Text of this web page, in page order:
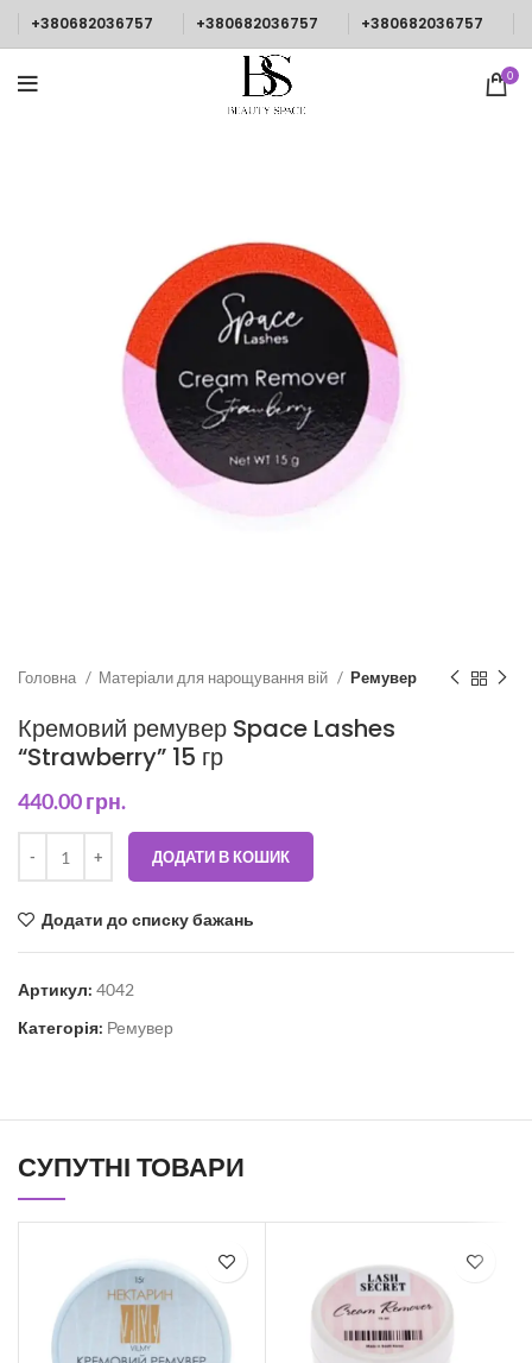
+380682036757 +380682036757 +380682036757
0
Головна Матеріали для нарощування вій Ремувер
Кремовий ремувер Space Lashes
“Strawberry” 15 гр
440.00грн.
ДОДАТИ В КОШИК
Додати до списку бажань
Артикул: 4042
Категорія: Ремувер
СУПУТНІ ТОВАРИ